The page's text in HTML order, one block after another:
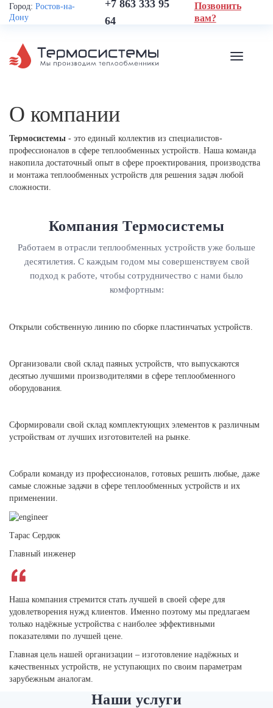
Город: Ростов-на-
Дону
+7 863 333 95
64
Позвонить
вам?
О компании
Термосистемы - это единый коллектив из специалистов-
профессионалов в сфере теплообменных устройств. Наша команда
накопила достаточный опыт в сфере проектирования, производства
и монтажа теплообменных устройств для решения задач любой
сложности.
Компания Термосистемы
Работаем в отрасли теплообменных устройств уже больше
десятилетия. С каждым годом мы совершенствуем свой
подход к работе, чтобы сотрудничество с нами было
комфортным:
Открыли собственную линию по сборке пластинчатых устройств.
Организовали свой склад паяных устройств, что выпускаются
десятью лучшими производителями в сфере теплообменного
оборудования.
Сформировали свой склад комплектующих элементов к различным
устройствам от лучших изготовителей на рынке.
Собрали команду из профессионалов, готовых решить любые, даже
самые сложные задачи в сфере теплообменных устройств и их
применении.
Тарас Сердюк
Главный инженер
Наша компания стремится стать лучшей в своей сфере для
удовлетворения нужд клиентов. Именно поэтому мы предлагаем
только надёжные устройства с наиболее эффективными
показателями по лучшей цене.
Главная цель нашей организации – изготовление надёжных и
качественных устройств, не уступающих по своим параметрам
зарубежным аналогам.
Наши услуги